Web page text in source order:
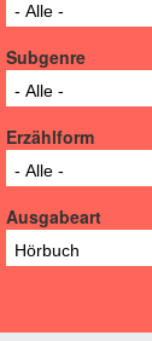
- Alle -
Subgenre
- Alle -
Erzählform
- Alle -
Ausgabeart
Hörbuch